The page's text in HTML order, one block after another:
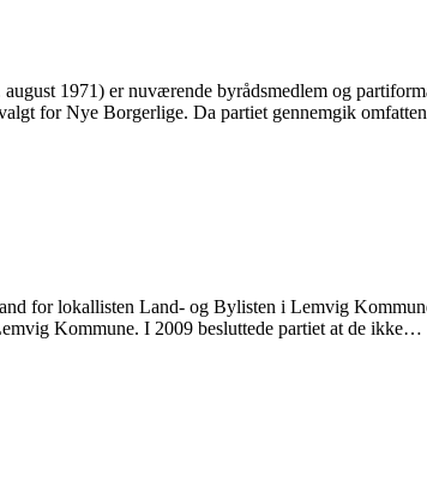
1971) er nuværende byrådsmedlem og
for Nye Borgerlige. Da partiet gennemgik
for lokallisten Land- og Bylisten i Lemvig
Kommune. I 2009 besluttede partiet at de ikke…